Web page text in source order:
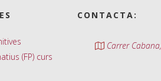
(FP) curs
CONTACTA:
Carrer